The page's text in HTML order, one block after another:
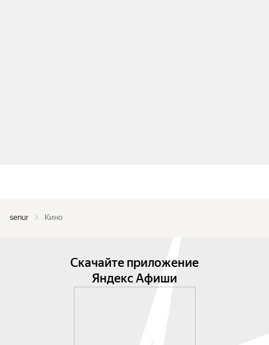
senur Кино
Скачайте приложение
Яндекс Афиши